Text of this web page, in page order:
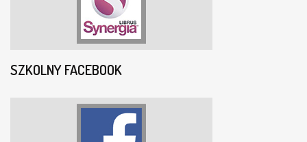
SZKOLNY FACEBOOK